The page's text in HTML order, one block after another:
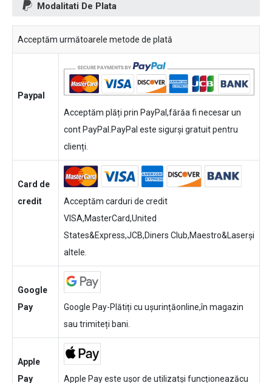
Modalitati De Plata
Acceptăm următoarele metode de plată
Paypal
Acceptăm plăți prin PayPal,fărăa fi necesar un
cont PayPal.PayPal este sigurși gratuit pentru
clienți.
Card de
credit
Acceptăm carduri de credit
VISA,MasterCard,United
States&Express,JCB,Diners Club,Maestro&Laserși
altele.
Google
Pay
Google Pay-Plătiți cu ușurințăonline,în magazin
sau trimiteți bani.
Apple
Pay
Apple Pay este ușor de utilizatși funcționeazăcu